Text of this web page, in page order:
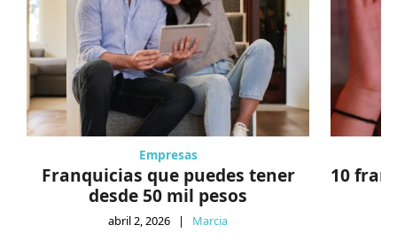
Empresas
Franquicias que puedes tener
desde 50 mil pesos
abril 2, 2026 | Marcia
10